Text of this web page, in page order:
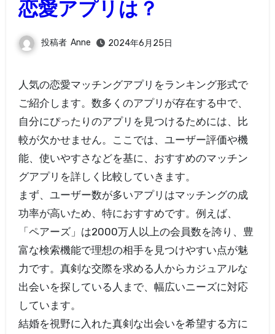
恋愛アプリは？
投稿者 Anne 2024年6月25日
人気の恋愛マッチングアプリをランキング形式で
ご紹介します。数多くのアプリが存在する中で、
自分にぴったりのアプリを見つけるためには、比
較が欠かせません。ここでは、ユーザー評価や機
能、使いやすさなどを基に、おすすめのマッチン
グアプリを詳しく比較していきます。
まず、ユーザー数が多いアプリはマッチングの成
功率が高いため、特におすすめです。例えば、
「ペアーズ」は2000万人以上の会員数を誇り、豊
富な検索機能で理想の相手を見つけやすい点が魅
力です。真剣な交際を求める人からカジュアルな
出会いを探している人まで、幅広いニーズに対応
しています。
結婚を視野に入れた真剣な出会いを希望する方に